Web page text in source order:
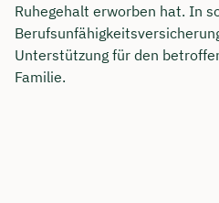
Ruhegehalt erworben hat. In
Unterstützung für den
Familie.